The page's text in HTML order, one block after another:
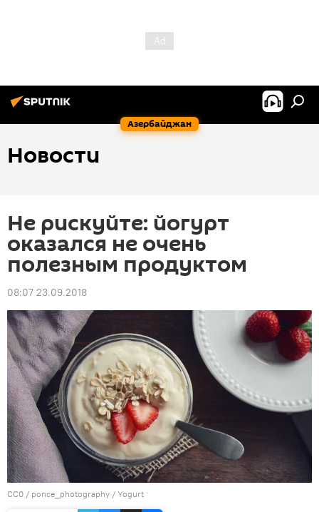
Азербайджан
Новости
Не рискуйте: йогурт
оказался не очень
полезным продуктом
08:07 23.09.2018
CC0 / ponce_photography / Yogurt